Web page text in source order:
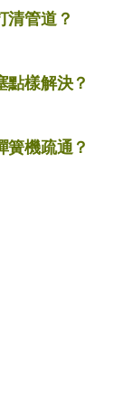
清管道？
點樣解決？
簧機疏通？